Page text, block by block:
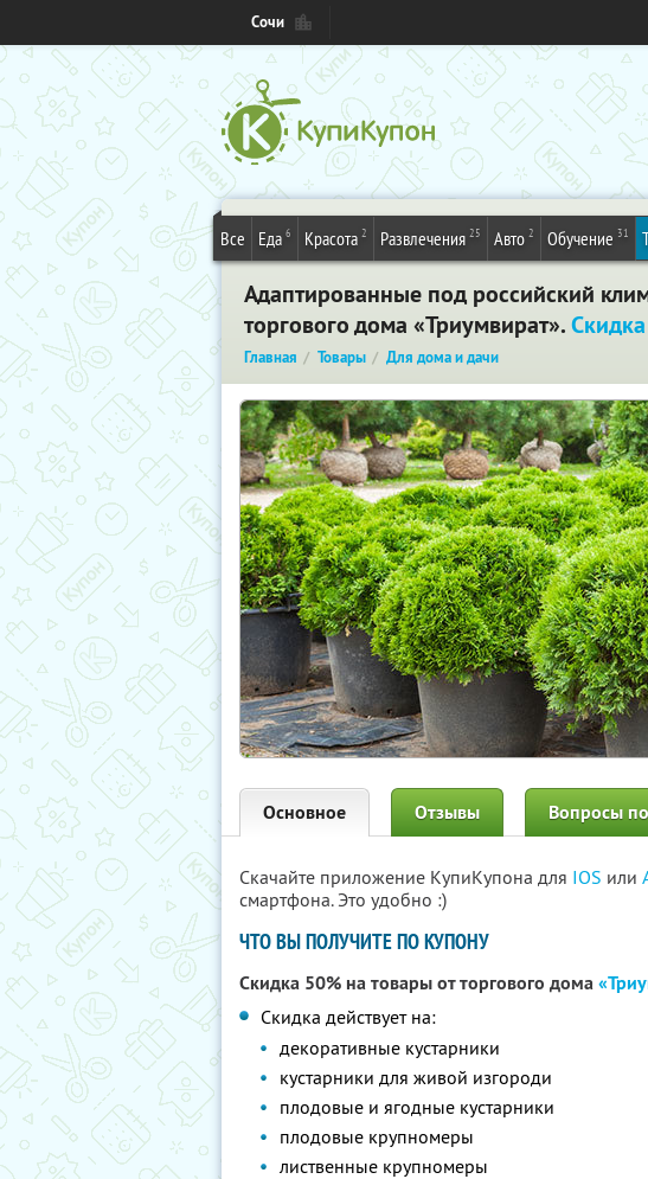
Сочи
Все Еда 6 Красота 2 Развлечения 25 Авто 2 Обучение 31
Адаптированные под российский
торгового дома «Триумвират».
Главная Товары Для дома и дачи
Основное Отзывы Вопросы
Скачайте приложение КупиКупона для IOS или
смартфона. Это удобно :)
ЧТО ВЫ ПОЛУЧИТЕ ПО КУПОНУ
Скидка 50% на товары от торгового дома
Скидка действует на:
декоративные кустарники
кустарники для живой изгороди
плодовые и ягодные кустарники
плодовые крупномеры
лиственные крупномеры